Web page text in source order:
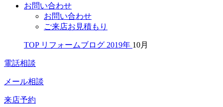
お問い合わせ
お問い合わせ
ご来店お見積もり
TOP リフォームブログ 2019年 10月
電話相談
メール相談
来店予約